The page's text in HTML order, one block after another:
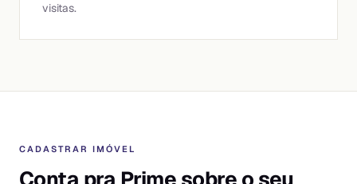
visitas.
CADASTRAR IMÓVEL